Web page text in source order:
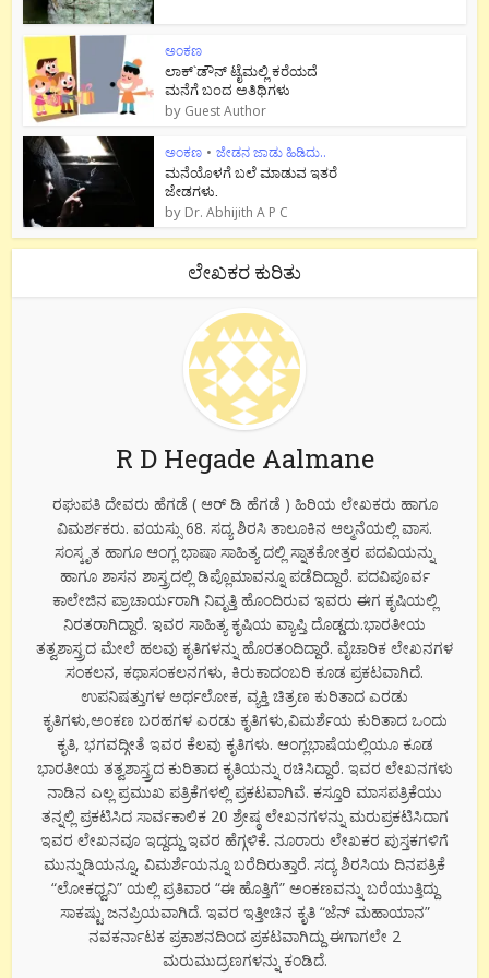
ಅಂಕಣ
ಲಾಕ್`ಡೌನ್ ಟೈಮಲ್ಲಿ ಕರೆಯದೆ
ಮನೆಗೆ ಬಂದ ಅತಿಥಿಗಳು
by Guest Author
ಅಂಕಣ • ಜೇಡನ ಜಾಡು ಹಿಡಿದು..
ಮನೆಯೊಳಗೆ ಬಲೆ ಮಾಡುವ ಇತರೆ
ಜೇಡಗಳು.
by Dr. Abhijith A P C
ಲೇಖಕರ ಕುರಿತು
R D Hegade Aalmane
ರಘುಪತಿ ದೇವರು ಹೆಗಡೆ ( ಆರ್ ಡಿ ಹೆಗಡೆ ) ಹಿರಿಯ ಲೇಖಕರು ಹಾಗೂ
ವಿಮರ್ಶಕರು. ವಯಸ್ಸು 68. ಸದ್ಯ ಶಿರಸಿ ತಾಲೂಕಿನ ಆಲ್ಮನೆಯಲ್ಲಿ ವಾಸ.
ಸಂಸ್ಕೃತ ಹಾಗೂ ಆಂಗ್ಲ ಭಾಷಾ ಸಾಹಿತ್ಯ ದಲ್ಲಿ ಸ್ನಾತಕೋತ್ತರ ಪದವಿಯನ್ನು
ಹಾಗೂ ಶಾಸನ ಶಾಸ್ತ್ರದಲ್ಲಿ ಡಿಪ್ಲೊಮಾವನ್ನೂ ಪಡೆದಿದ್ದಾರೆ. ಪದವಿಪೂರ್ವ
ಕಾಲೇಜಿನ ಪ್ರಾಚಾರ್ಯರಾಗಿ ನಿವೃತ್ತಿ ಹೊಂದಿರುವ ಇವರು ಈಗ ಕೃಷಿಯಲ್ಲಿ
ನಿರತರಾಗಿದ್ದಾರೆ. ಇವರ ಸಾಹಿತ್ಯ ಕೃಷಿಯ ವ್ಯಾಪ್ತಿ ದೊಡ್ಡದು.ಭಾರತೀಯ
ತತ್ವಶಾಸ್ತ್ರದ ಮೇಲೆ ಹಲವು ಕೃತಿಗಳನ್ನು ಹೊರತಂದಿದ್ದಾರೆ. ವೈಚಾರಿಕ ಲೇಖನಗಳ
ಸಂಕಲನ, ಕಥಾಸಂಕಲನಗಳು, ಕಿರುಕಾದಂಬರಿ ಕೂಡ ಪ್ರಕಟವಾಗಿದೆ.
ಉಪನಿಷತ್ತುಗಳ ಅರ್ಥಲೋಕ, ವ್ಯಕ್ತಿ ಚಿತ್ರಣ ಕುರಿತಾದ ಎರಡು
ಕೃತಿಗಳು,ಅಂಕಣ ಬರಹಗಳ ಎರಡು ಕೃತಿಗಳು,ವಿಮರ್ಶೆಯ ಕುರಿತಾದ ಒಂದು
ಕೃತಿ, ಭಗವದ್ಗೀತೆ ಇವರ ಕೆಲವು ಕೃತಿಗಳು. ಆಂಗ್ಲಭಾಷೆಯಲ್ಲಿಯೂ ಕೂಡ
ಭಾರತೀಯ ತತ್ವಶಾಸ್ತ್ರದ ಕುರಿತಾದ ಕೃತಿಯನ್ನು ರಚಿಸಿದ್ದಾರೆ. ಇವರ ಲೇಖನಗಳು
ನಾಡಿನ ಎಲ್ಲ ಪ್ರಮುಖ ಪತ್ರಿಕೆಗಳಲ್ಲಿ ಪ್ರಕಟವಾಗಿವೆ. ಕಸ್ತೂರಿ ಮಾಸಪತ್ರಿಕೆಯು
ತನ್ನಲ್ಲಿ ಪ್ರಕಟಿಸಿದ ಸಾರ್ವಕಾಲಿಕ 20 ಶ್ರೇಷ್ಠ ಲೇಖನಗಳನ್ನು ಮರುಪ್ರಕಟಿಸಿದಾಗ
ಇವರ ಲೇಖನವೂ ಇದ್ದದ್ದು ಇವರ ಹೆಗ್ಗಳಿಕೆ. ನೂರಾರು ಲೇಖಕರ ಪುಸ್ತಕಗಳಿಗೆ
ಮುನ್ನುಡಿಯನ್ನೂ, ವಿಮರ್ಶೆಯನ್ನೂ ಬರೆದಿರುತ್ತಾರೆ. ಸದ್ಯ ಶಿರಸಿಯ ದಿನಪತ್ರಿಕೆ
“ಲೋಕಧ್ವನಿ” ಯಲ್ಲಿ ಪ್ರತಿವಾರ “ಈ ಹೊತ್ತಿಗೆ” ಅಂಕಣವನ್ನು ಬರೆಯುತ್ತಿದ್ದು
ಸಾಕಷ್ಟು ಜನಪ್ರಿಯವಾಗಿದೆ. ಇವರ ಇತ್ತೀಚಿನ ಕೃತಿ “ಜೆನ್ ಮಹಾಯಾನ”
ನವಕರ್ನಾಟಕ ಪ್ರಕಾಶನದಿಂದ ಪ್ರಕಟವಾಗಿದ್ದು ಈಗಾಗಲೇ 2
ಮರುಮುದ್ರಣಗಳನ್ನು ಕಂಡಿದೆ.